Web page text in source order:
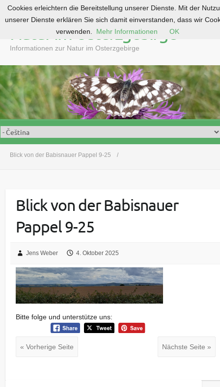
o
o
n
t
e
n
Natur im Osterzgebirge
Informationen zur Natur im Osterzgebirge
Blick von der Babisnauer Pappel 9-25
Blick von der Babisnauer
Pappel 9-25
Jens Weber 4. Oktober 2025
Bitte folge und unterstütze uns:
« Vorherige Seite Nächste Seite »
Cookies erleichtern die Bereitstellung unserer Dienste. Mit der
unserer Dienste erklären Sie sich damit einverstanden, dass wir
verwenden.
Mehr Informationen OK